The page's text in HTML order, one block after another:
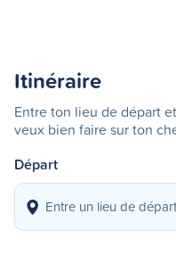
Itinéraire
Entre ton lieu de départ
veux bien faire sur ton
Départ